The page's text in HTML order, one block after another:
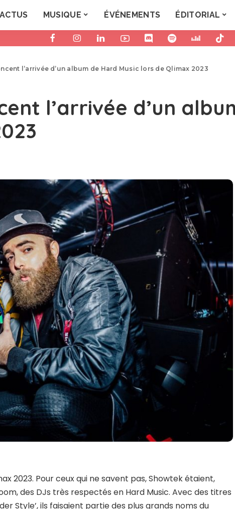
ACTUS MUSIQUE ÉVÉNEMENTS ÉDITORIAL
l’arrivée d’un album de Hard Music lors de Qlimax 2023
l’arrivée d’un
2023. Pour ceux qui ne savent pas, Showtek étaient,
des DJs très respectés en Hard Music. Avec des titres
Style’, ils faisaient partie des plus grands noms du